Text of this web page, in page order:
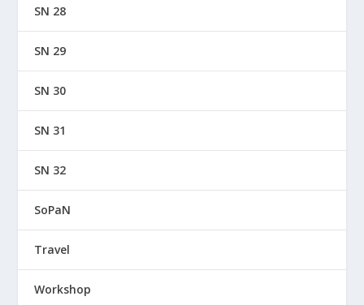
SN 28
SN 29
SN 30
SN 31
SN 32
SoPaN
Travel
Workshop